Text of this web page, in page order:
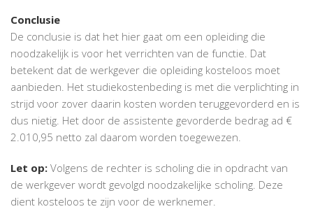
Conclusie
De conclusie is dat het hier gaat om een opleiding die
noodzakelijk is voor het verrichten van de functie. Dat
betekent dat de werkgever die opleiding kosteloos moet
aanbieden. Het studiekostenbeding is met die verplichting in
strijd voor zover daarin kosten worden teruggevorderd en is
dus nietig. Het door de assistente gevorderde bedrag ad €
2.010,95 netto zal daarom worden toegewezen.
Let op: Volgens de rechter is scholing die in opdracht van
de werkgever wordt gevolgd noodzakelijke scholing. Deze
dient kosteloos te zijn voor de werknemer.